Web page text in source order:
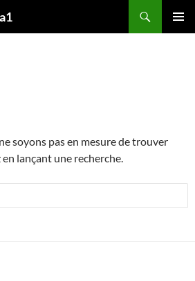
soyons pas en mesure de trouver
lançant une recherche.